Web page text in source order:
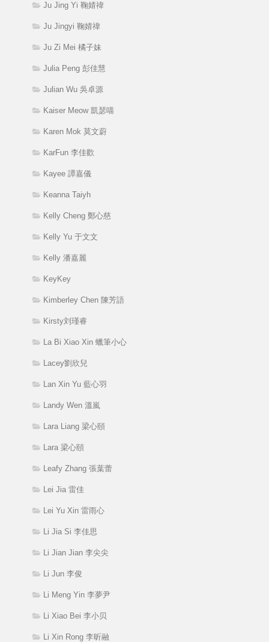
Ju Jing Yi 鞠婧禕
Ju Jingyi 鞠婧禕
Ju Zi Mei 橘子妹
Julia Peng 彭佳慧
Julian Wu 吳卓源
Kaiser Meow 凱瑟喵
Karen Mok 莫文蔚
KarFun 李佳歡
Kayee 譚嘉儀
Keanna Taiyh
Kelly Cheng 鄭心慈
Kelly Yu 于文文
Kelly 潘嘉麗
KeyKey
Kimberley Chen 陳芳語
Kirsty刘瑾睿
La Bi Xiao Xin 蠟筆小心
Lacey劉欣兒
Lan Xin Yu 藍心羽
Landy Wen 溫嵐
Lara Liang 梁心頤
Lara 梁心頤
Leafy Zhang 張葉蕾
Lei Jia 雷佳
Lei Yu Xin 雷雨心
Li Jia Si 李佳思
Li Jian Jian 李尖尖
Li Jun 李俊
Li Meng Yin 李夢尹
Li Xiao Bei 李小贝
Li Xin Rong 李昕融